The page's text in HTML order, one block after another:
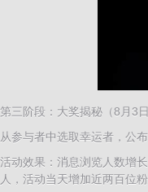
第三阶段：大奖揭秘（8月3日
从参与者中选取幸运者，公布
活动效果：消息浏览人数增
人，活动当天增加近两百位粉